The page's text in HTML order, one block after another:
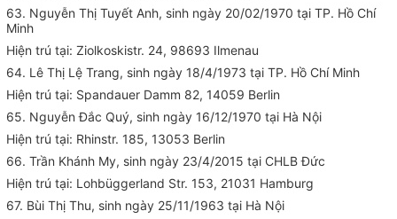
63. Nguyễn Thị Tuyết Anh, sinh ngày 20/02/1970 tại TP. Hồ Chí
Minh
Hiện trú tại: Ziolkoskistr. 24, 98693 Ilmenau
64. Lê Thị Lệ Trang, sinh ngày 18/4/1973 tại TP. Hồ Chí Minh
Hiện trú tại: Spandauer Damm 82, 14059 Berlin
65. Nguyễn Đắc Quý, sinh ngày 16/12/1970 tại Hà Nội
Hiện trú tại: Rhinstr. 185, 13053 Berlin
66. Trần Khánh My, sinh ngày 23/4/2015 tại CHLB Đức
Hiện trú tại: Lohbüggerland Str. 153, 21031 Hamburg
67. Bùi Thị Thu, sinh ngày 25/11/1963 tại Hà Nội